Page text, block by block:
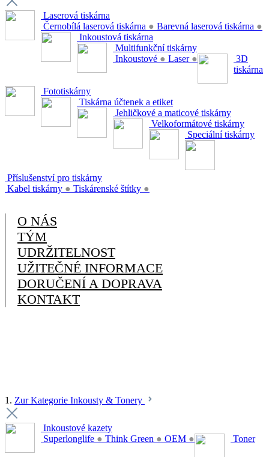
Laserová tiskárna
Černobílá laserová tiskárna ● Barevná laserová tiskárna ●
Inkoustová tiskárna
Multifunkční tiskárny
Inkoustové ● Laser ●
3D
tiskárna
Fototiskárny
Tiskárna účtenek a etiket
Jehličkové a maticové tiskárny
Velkoformátové tiskárny
Speciální tiskárny
Příslušenství pro tiskárny
Kabel tiskárny ● Tiskárenské štítky ●
O NÁS
TÝM
UDRŽITELNOST
UŽITEČNÉ INFORMACE
DORUČENÍ A DOPRAVA
KONTAKT
1. Zur Kategorie Inkousty & Tonery
Inkoustové kazety
Superlonglife ● Think Green ● OEM ● Toner